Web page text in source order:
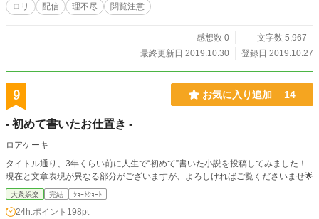
ロリ
配信 理不尽 閲覧注意
感想数 0
文字数 5,967
最終更新日 2019.10.30
登録日 2019.10.27
9 お気に入り追加 14
- 初めて書いたお仕置き -
ロアケーキ
タイトル通り、3年くらい前に人生で“初めて”書いた小説を投稿してみました！
現在と文章表現が異なる部分がございますが、よろしければご覧くださいませ🌟
大衆娯楽 完結 ｼｮｰﾄｼｮｰﾄ
24h.ポイント 198pt